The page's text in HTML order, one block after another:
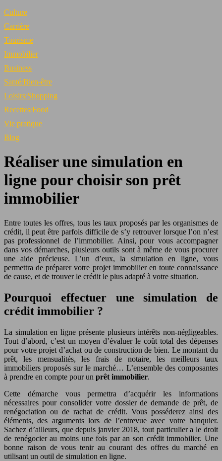
Culture
Carrière
Tourisme
Immobilier
Business
Santé/Bien-être
Loisirs/Shopping
Recettes/Food
Vie pratique
Blog
Réaliser une simulation en
ligne pour choisir son prêt
immobilier
Entre toutes les offres, tous les taux proposés par les organismes de
crédit, il peut être parfois difficile de s’y retrouver lorsque l’on n’est
pas professionnel de l’immobilier. Ainsi, pour vous accompagner
dans vos démarches, plusieurs outils sont à même de vous procurer
une aide précieuse. L’un d’eux, la simulation en ligne, vous
permettra de préparer votre projet immobilier en toute connaissance
de cause, et de trouver le crédit le plus adapté à votre situation.
Pourquoi effectuer une simulation de
crédit immobilier ?
La simulation en ligne présente plusieurs intérêts non-négligeables.
Tout d’abord, c’est un moyen d’évaluer le coût total des dépenses
pour votre projet d’achat ou de construction de bien. Le montant du
prêt, les mensualités, les frais de notaire, les meilleurs taux
immobiliers proposés sur le marché… L’ensemble des composantes
à prendre en compte pour un prêt immobilier.
Cette démarche vous permettra d’acquérir les informations
nécessaires pour consolider votre dossier de demande de prêt, de
renégociation ou de rachat de crédit. Vous posséderez ainsi des
éléments, des arguments lors de l’entrevue avec votre banquier.
Sachez d’ailleurs, que depuis janvier 2018, tout particulier a le droit
de renégocier au moins une fois par an son crédit immobilier. Une
bonne raison de vous tenir au courant des offres du marché en
utilisant un outil de simulation en ligne.